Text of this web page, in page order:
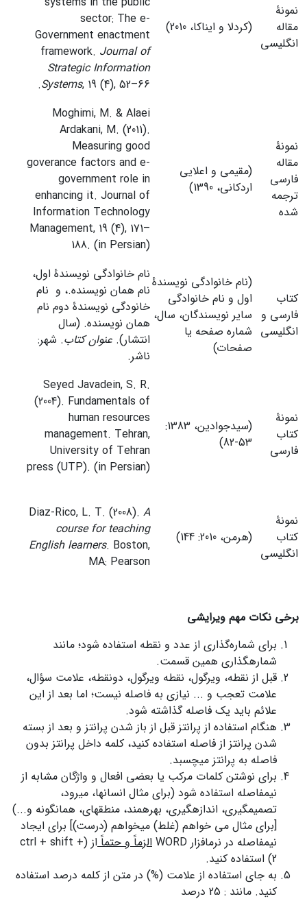
نمونۀ
مقاله
انگلیسی
(کردلا و ایناکا، 2010)
sector: The e-
Government enactment
framework. Journal of
Strategic Information
Systems, 19 (4), 52–66.
نمونۀ
مقاله
فارسی
ترجمه
شده
(مقیمی و اعلایی
اردکانی، 1390)
Moghimi, M. & Alaei
Ardakani, M. (2011).
Measuring good
goverance factors and e-
government role in
enhancing it. Journal of
Information Technology
Management, 19 (4), 171–
188. (in Persian)
کتاب
فارسی و
انگلیسی
(نام خانوادگی نویسندۀ
اول و نام خانوادگی
سایر نویسندگان، سال،
شماره صفحه یا
صفحات)
نام خانوادگی نویسندۀ اول،
نام همان نویسنده.، و نام
خانودگی نویسندۀ دوم نام
همان نویسنده. (سال
انتشار). عنوان کتاب. شهر:
ناشر.
نمونۀ
کتاب
فارسی
(سیدجوادین، 1383:
53-82)
Seyed Javadein, S. R.
(2004). Fundamentals of
human resources
management. Tehran,
University of Tehran
press (UTP). (in Persian)
نمونۀ
کتاب
انگلیسی
(هرمن، 2010: 144)
Diaz-Rico, L. T. (2008). A
course for teaching
English learners. Boston,
MA: Pearson
برخی نکات مهم ویرایشی
برای شماره‌گذاری از عدد و نقطه استفاده شود؛ مانند
شماره‏گذاری همین قسمت.
قبل از نقطه، ویرگول، نقطه ویرگول، دونقطه، علامت سؤال،
علامت تعجب و ... نیازی به فاصله نیست؛ اما بعد از این
علائم باید یک فاصله گذاشته شود.
هنگام استفاده از پرانتز قبل از باز شدن پرانتز و بعد از بسته
شدن پرانتز از فاصله استفاده کنید، کلمه داخل پرانتز بدون
فاصله به پرانتز می‎چسبد.
برای نوشتن کلمات مرکب یا بعضی افعال و واژگان مشابه از
نیم‏فاصله استفاده شود (برای مثال انسان‎ها، می‎رود،
تصمیم‎گیری، اندازه‎گیری، بهره‎مند، منطقه‎ای، همان‎گونه و...)
[برای مثال می خواهم (غلط) می‎خواهم (درست)] برای ایجاد
نیم­فاصله در نرم‏افزار WORD
الزماً و حتماً
از (ctrl + shift +
2) استفاده کنید.
به جای استفاده از علامت (%) در متن از کلمه درصد استفاده
کنید. مانند : 25‎ درصد